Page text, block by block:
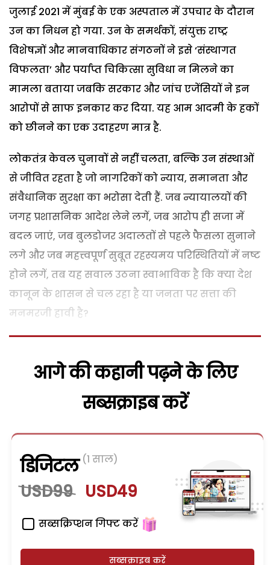
जुलाई 2021 में मुंबई के एक अस्पताल में उपचार के दौरान
उन का निधन हो गया. उन के समर्थकों, संयुक्त राष्ट्र
विशेषज्ञों और मानवाधिकार संगठनों ने इसे ‘संस्थागत
विफलता’ और पर्याप्त चिकित्सा सुविधा न मिलने का
मामला बताया जबकि सरकार और जांच एजेंसियों ने इन
आरोपों से साफ इनकार कर दिया. यह आम आदमी के हकों
को छीनने का एक उदाहरण मात्र है.
लोकतंत्र केवल चुनावों से नहीं चलता, बल्कि उन संस्थाओं
से जीवित रहता है जो नागरिकों को न्याय, समानता और
संवैधानिक सुरक्षा का भरोसा देती हैं. जब न्यायालयों की
जगह प्रशासनिक आदेश लेने लगें, जब आरोप ही सजा में
बदल जाएं, जब बुलडोजर अदालतों से पहले फैसला सुनाने
लगे और जब महत्त्वपूर्ण सुबूत रहस्यमय परिस्थितियों में नष्ट
होने लगें, तब यह सवाल उठना स्वाभाविक है कि क्या देश
कानून के शासन से चल रहा है या जनता पर सत्ता की
मनमरजी हावी है?
आगे की कहानी पढ़ने के लिए
सब्सक्राइब करें
डिजिटल (1 साल)
USD99 USD49
सब्सक्रिप्शन गिफ्ट करें
सब्सक्राइब करें